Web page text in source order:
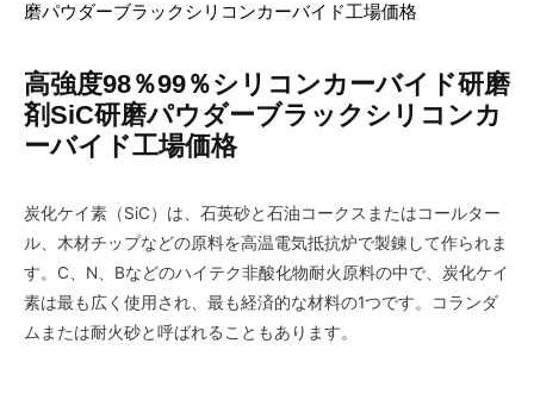
磨パウダーブラックシリコンカーバイド工場価格
高強度98％99％シリコンカーバイド研磨
剤SiC研磨パウダーブラックシリコンカ
ーバイド工場価格
炭化ケイ素（SiC）は、石英砂と石油コークスまたはコールター
ル、木材チップなどの原料を高温電気抵抗炉で製錬して作られま
す。C、N、Bなどのハイテク非酸化物耐火原料の中で、炭化ケイ
素は最も広く使用され、最も経済的な材料の1つです。コランダ
ムまたは耐火砂と呼ばれることもあります。